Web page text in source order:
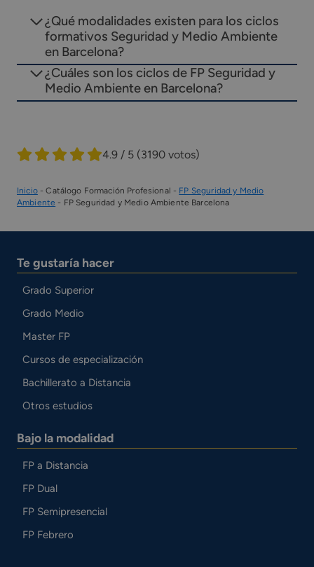
¿Qué modalidades existen para los ciclos
formativos Seguridad y Medio Ambiente
en Barcelona?
¿Cuáles son los ciclos de FP Seguridad y
Medio Ambiente en Barcelona?
4.9 / 5 (3190 votos)
Inicio-Catálogo Formación Profesional - FP Seguridad y Medio
Ambiente - FP Seguridad y Medio Ambiente Barcelona
Te gustaría hacer
Grado Superior
Grado Medio
Master FP
Cursos de especialización
Bachillerato a Distancia
Otros estudios
Bajo la modalidad
FP a Distancia
FP Dual
FP Semipresencial
FP Febrero